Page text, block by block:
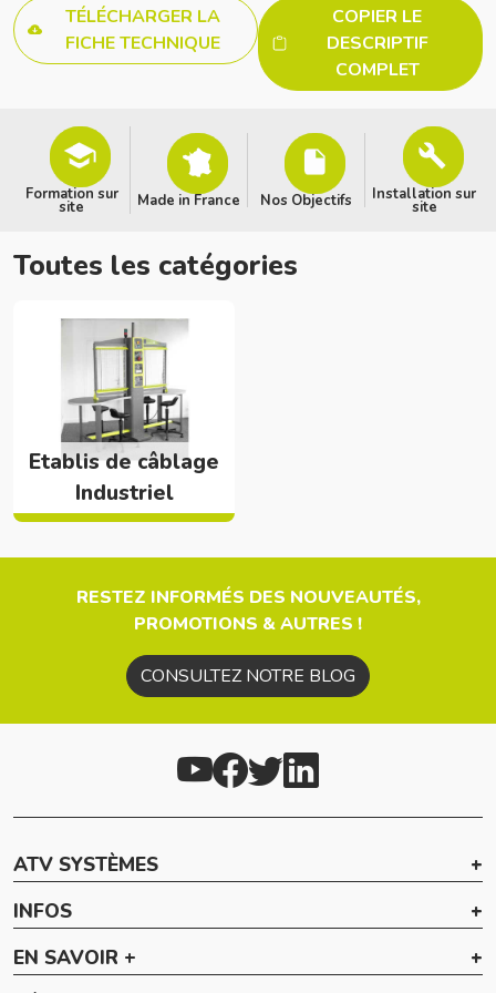
TÉLÉCHARGER LA
FICHE TECHNIQUE
COPIER LE
DESCRIPTIF
COMPLET
Formation sur
site Made in France Nos Objectifs Installation sur
site
Toutes les catégories
Etablis de câblage
Industriel
RESTEZ INFORMÉS DES NOUVEAUTÉS,
PROMOTIONS & AUTRES !
CONSULTEZ NOTRE BLOG
ATV SYSTÈMES
INFOS
EN SAVOIR +